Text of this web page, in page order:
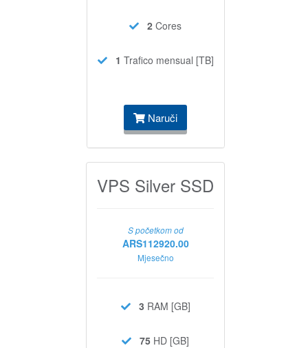
2 Cores
1 Trafico mensual [TB]
Naruči
VPS Silver SSD
S početkom od
ARS112920.00
Mjesečno
3 RAM [GB]
75 HD [GB]